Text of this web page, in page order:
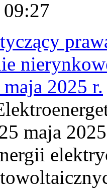
2025 r.
maja